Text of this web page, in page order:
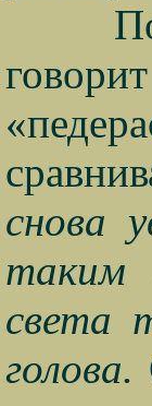
снова
таким
света
голова.